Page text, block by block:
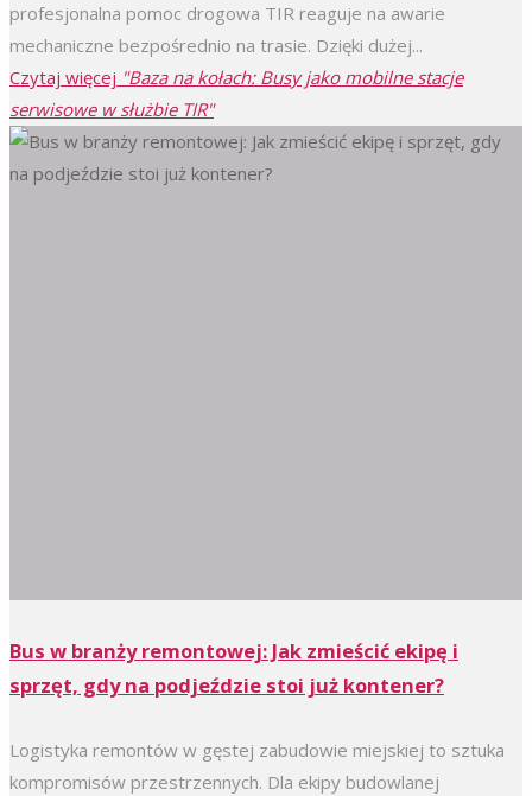
profesjonalna pomoc drogowa TIR reaguje na awarie
mechaniczne bezpośrednio na trasie. Dzięki dużej...
Czytaj więcej "Baza na kołach: Busy jako mobilne stacje
serwisowe w służbie TIR"
Bus w branży remontowej: Jak zmieścić ekipę i
sprzęt, gdy na podjeździe stoi już kontener?
Logistyka remontów w gęstej zabudowie miejskiej to sztuka
kompromisów przestrzennych. Dla ekipy budowlanej